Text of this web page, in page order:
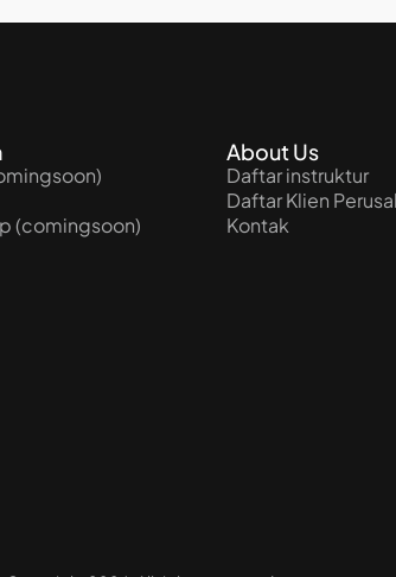
(comingsoon)
About Us
Daftar instruktur
Daftar Klien
Kontak